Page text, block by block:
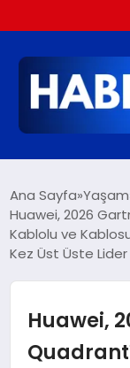
SIYASET
EKONOMI
Ana Sayfa Yaşam
Huawei, 2026
Kablolu ve
Kez Üst Üste
Huawei,